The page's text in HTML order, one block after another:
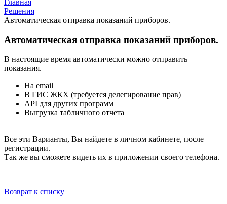
Главная
Решения
Автоматическая отправка показаний приборов.
Автоматическая отправка показаний приборов.
В настоящие время автоматически можно отправить
показания.
На email
В ГИС ЖКХ (требуется делегирование прав)
API для других программ
Выгрузка табличного отчета
Все эти Варианты, Вы найдете в личном кабинете, после
регистрации.
Так же вы сможете видеть их в приложении своего телефона.
Возврат к списку